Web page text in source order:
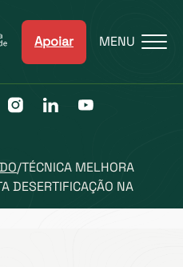
Apoiar MENU
/TÉCNICA MELHORA
DESERTIFICAÇÃO NA